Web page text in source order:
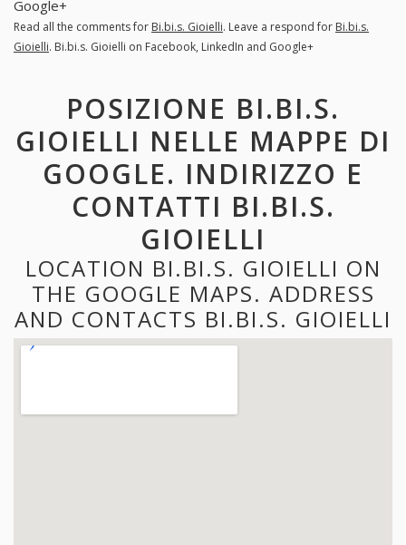
Google+
Read all the comments for Bi.bi.s. Gioielli. Leave a respond for Bi.bi.s.
Gioielli. Bi.bi.s. Gioielli on Facebook, LinkedIn and Google+
POSIZIONE BI.BI.S.
GIOIELLI NELLE MAPPE DI
GOOGLE. INDIRIZZO E
CONTATTI BI.BI.S.
GIOIELLI
LOCATION BI.BI.S. GIOIELLI ON
THE GOOGLE MAPS. ADDRESS
AND CONTACTS BI.BI.S. GIOIELLI